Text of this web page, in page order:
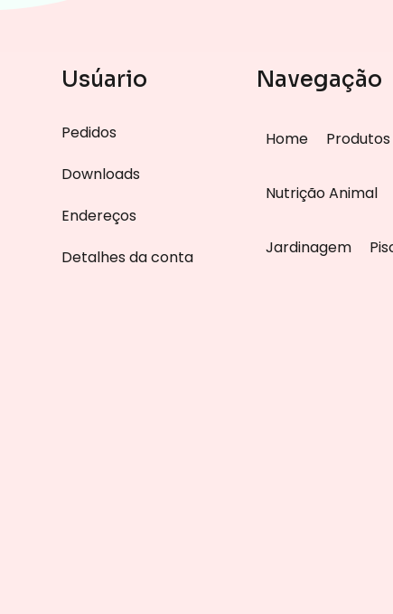
Usúario
Pedidos
Downloads
Endereços
Detalhes da conta
Navegação
Home
Nutrição Animal
Jardinagem